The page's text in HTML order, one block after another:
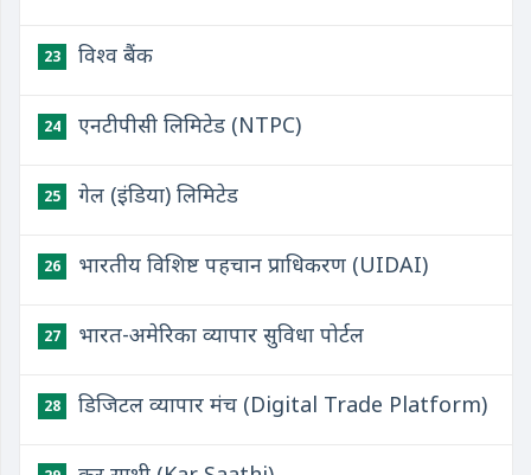
23 विश्व बैंक
24 एनटीपीसी लिमिटेड (NTPC)
25 गेल (इंडिया) लिमिटेड
26 भारतीय विशिष्ट पहचान प्राधिकरण (UIDAI)
27 भारत-अमेरिका व्यापार सुविधा पोर्टल
28 डिजिटल व्यापार मंच (Digital Trade Platform)